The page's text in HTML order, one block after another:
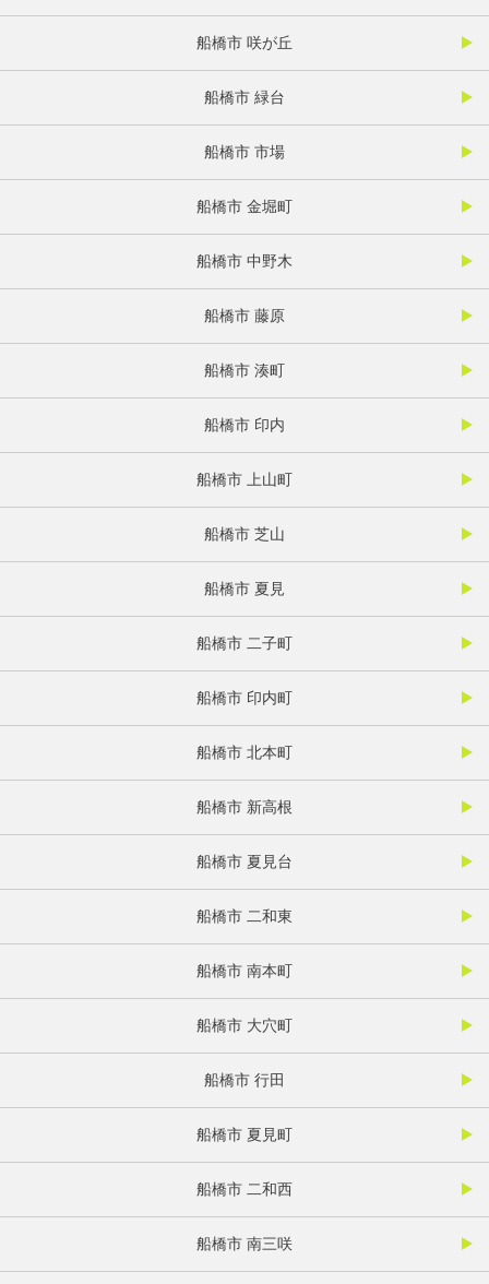
船橋市 咲が丘
船橋市 緑台
船橋市 市場
船橋市 金堀町
船橋市 中野木
船橋市 藤原
船橋市 湊町
船橋市 印内
船橋市 上山町
船橋市 芝山
船橋市 夏見
船橋市 二子町
船橋市 印内町
船橋市 北本町
船橋市 新高根
船橋市 夏見台
船橋市 二和東
船橋市 南本町
船橋市 大穴町
船橋市 行田
船橋市 夏見町
船橋市 二和西
船橋市 南三咲